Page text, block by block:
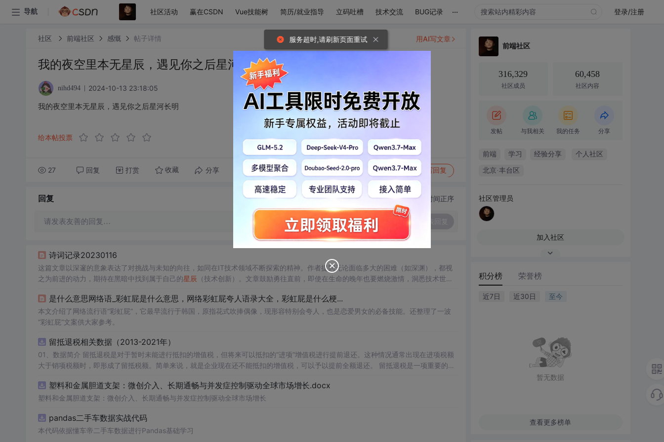
导航 社区活动 赢在CSDN Vue技能树 简历/就业指导 立码吐槽 技术交流 BUG记录 ... 登录/注册
社区 前端社区 感慨 帖子详情
我的夜空里本无星辰，遇见你之后星河长明
nihd494 2024-10-13 23:18:05
我的夜空里本无星辰，遇见你之后星河长明
给本帖投票
27 回复 打赏 收藏 分享 转发到动态 举报 写回复
用AI写文章
回复 切换为时间正序
请发表友善的回复…
诗词记录20230116
这篇文章以深邃的意象表达了对挑战与未知的向往，如同在IT技术领域不断探索的精神。作者提到无论面临多大的困难（如深渊），都视
之为前进的动力，期待在黑暗中找到属于自己的星辰 （技术创新）。文章鼓励勇往直前，即使在生命的晚年也要燃烧激情，洞悉技术世界
是什么意思网络语_彩虹屁是什么意思，网络彩虹屁夸人语录大全，彩虹屁是什么梗...
本文介绍了网络流行语“彩虹屁”，它最早流行于韩国，原指花式吹捧偶像，现形容特别会夸人，也是恋爱男女的必备技能。还整理了一波
“彩虹屁”文案供大家参考。
留抵退税相关数据（2013-2021年）
01、数据简介 留抵退税是对于暂时未能进行抵扣的增值税，但将来可以抵扣的“进项”增值税进行提前退还。这种情况通常出现在进项税额
大于销项税额时，即形成了留抵税额。简单来说，就是企业现在还不能抵扣的增值税，可以予以提前全额退还。 留抵退税是一项重要的税
数据年份：2013-2021年 02、相关数据 证券代码、证券简称、会计期间、上市日期、行业代码、行业名称、post、treat、treat*post。
塑料和金属胆道支架：微创介入、长期通畅与并发症控制驱动全球市场增长.docx
塑料和金属胆道支架：微创介入、长期通畅与并发症控制驱动全球市场增长
pandas二手车数据实战代码
本代码依据懂车帝二手车数据进行Pandas基础学习
前端社区
316,329
社区成员
60,458
社区内容
发帖 与我相关 我的任务 分享
前端 学习 经验分享 个人社区
北京·丰台区
社区管理员
加入社区
积分榜 荣誉榜
近7日 近30日 至今
暂无数据
查看更多榜单
服务超时,请刷新页面重试